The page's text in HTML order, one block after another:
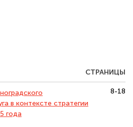
СТРАНИЦЫ
в контексте стратегии
года
8-18